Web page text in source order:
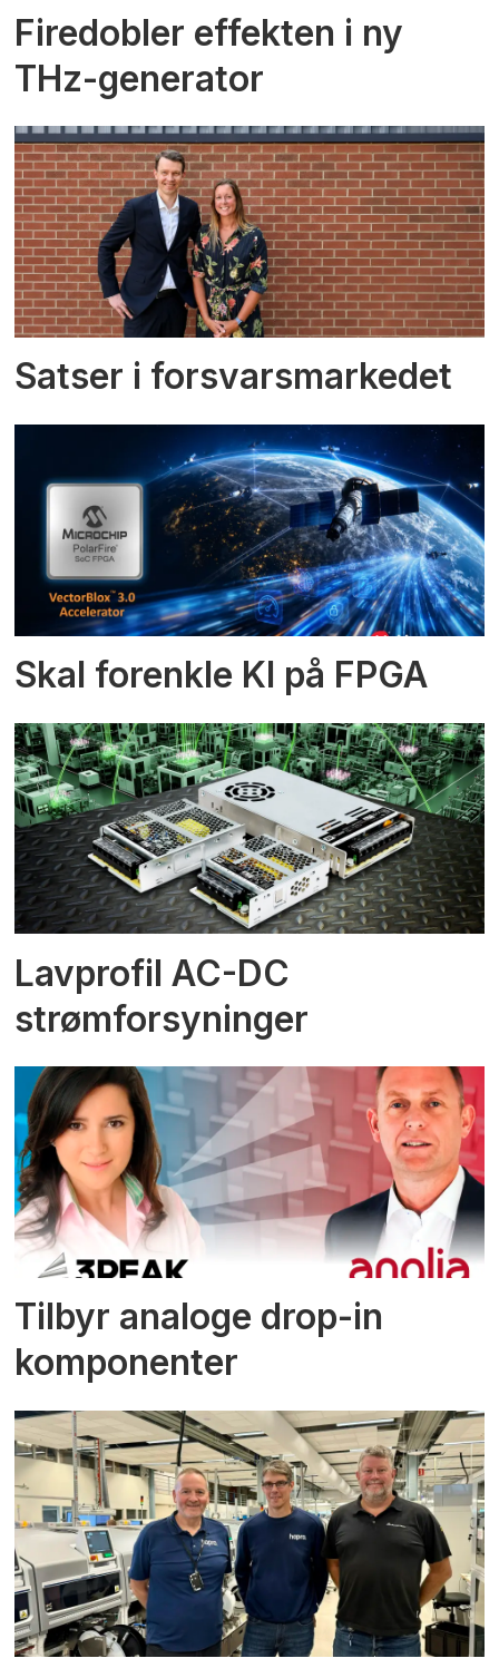
Firedobler effekten i ny
THz-generator
Satser i forsvarsmarkedet
Skal forenkle KI på FPGA
Lavprofil AC-DC
strømforsyninger
Tilbyr analoge drop-in
komponenter